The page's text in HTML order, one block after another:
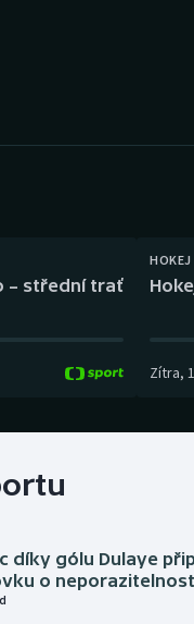
– střední trať
HOKEJ
Zítra,
díky gólu Dulaye
o neporazitelnost